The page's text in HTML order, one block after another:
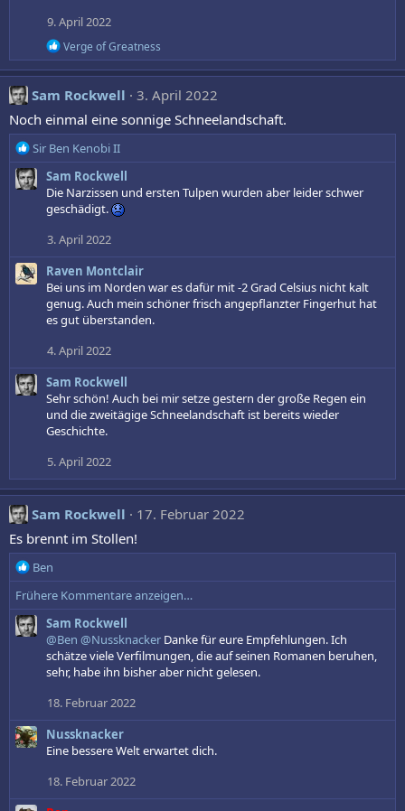
9. April 2022
R
e
a
k
t
i
o
n
e
n
:
Verge of Greatness
Sam Rockwell
3. April 2022
Noch einmal eine sonnige Schneelandschaft.
R
e
a
n
e
Sir Ben Kenobi II
Sam Rockwell
Die Narzissen und ersten Tulpen wurden aber leider schwer
geschädigt.
3. April 2022
Raven Montclair
Bei uns im Norden war es dafür mit -2 Grad Celsius nicht kalt
genug. Auch mein schöner frisch angepflanzter Fingerhut hat
es gut überstanden.
4. April 2022
Sam Rockwell
Sehr schön! Auch bei mir setze gestern der große Regen ein
und die zweitägige Schneelandschaft ist bereits wieder
Geschichte.
5. April 2022
Sam Rockwell
17. Februar 2022
Es brennt im Stollen!
R
e
a
k
t
:
Ben
Frühere Kommentare anzeigen…
Sam Rockwell
@Ben @Nussknacker Danke für eure Empfehlungen. Ich
schätze viele Verfilmungen, die auf seinen Romanen beruhen,
sehr, habe ihn bisher aber nicht gelesen.
18. Februar 2022
Nussknacker
Eine bessere Welt erwartet dich.
18. Februar 2022